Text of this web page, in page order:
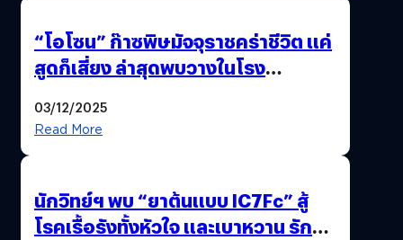
“โอโซน” ก๊าซพิษมัจจุราชคร่าชีวิต แค่
สูดก็เสี่ยง ล่าสุดพบวางในโรง
03/12/2025
Read More
นักวิทย์ฯ พบ “ยาต้นแบบ IC7Fc” สู้
โรคเรื้อรังทั้งหัวใจ และเบาหวาน รักษา